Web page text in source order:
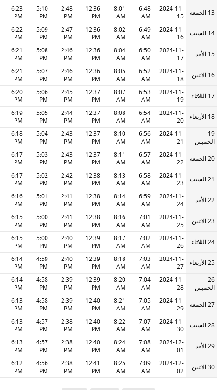
13 الجمعة
2024-11-
15
6:48
AM
8:01
AM
12:36
PM
2:48
PM
5:10
PM
6:23
PM
14 السبت
2024-11-
16
6:49
AM
8:02
AM
12:36
PM
2:47
PM
5:09
PM
6:22
PM
15 الأحد
2024-11-
17
6:50
AM
8:04
AM
12:36
PM
2:46
PM
5:08
PM
6:21
PM
16 الاثنين
2024-11-
18
6:52
AM
8:05
AM
12:36
PM
2:46
PM
5:07
PM
6:21
PM
17 الثلاثاء
2024-11-
19
6:53
AM
8:07
AM
12:37
PM
2:45
PM
5:06
PM
6:20
PM
18 الأربعاء
2024-11-
20
6:54
AM
8:08
AM
12:37
PM
2:44
PM
5:05
PM
6:19
PM
19
الخميس
2024-11-
21
6:56
AM
8:10
AM
12:37
PM
2:43
PM
5:04
PM
6:18
PM
20 الجمعة
2024-11-
22
6:57
AM
8:11
AM
12:37
PM
2:43
PM
5:03
PM
6:17
PM
21 السبت
2024-11-
23
6:58
AM
8:13
AM
12:38
PM
2:42
PM
5:02
PM
6:17
PM
22 الأحد
2024-11-
24
6:59
AM
8:14
AM
12:38
PM
2:41
PM
5:01
PM
6:16
PM
23 الاثنين
2024-11-
25
7:01
AM
8:16
AM
12:38
PM
2:41
PM
5:00
PM
6:15
PM
24 الثلاثاء
2024-11-
26
7:02
AM
8:17
AM
12:39
PM
2:40
PM
5:00
PM
6:15
PM
25 الأربعاء
2024-11-
27
7:03
AM
8:18
AM
12:39
PM
2:40
PM
4:59
PM
6:14
PM
26
الخميس
2024-11-
28
7:04
AM
8:20
AM
12:39
PM
2:39
PM
4:58
PM
6:14
PM
27 الجمعة
2024-11-
29
7:05
AM
8:21
AM
12:40
PM
2:39
PM
4:58
PM
6:13
PM
28 السبت
2024-11-
30
7:07
AM
8:22
AM
12:40
PM
2:38
PM
4:57
PM
6:13
PM
29 الأحد
2024-12-
01
7:08
AM
8:24
AM
12:40
PM
2:38
PM
4:57
PM
6:13
PM
30 الاثنين
2024-12-
02
7:09
AM
8:25
AM
12:41
PM
2:38
PM
4:56
PM
6:12
PM